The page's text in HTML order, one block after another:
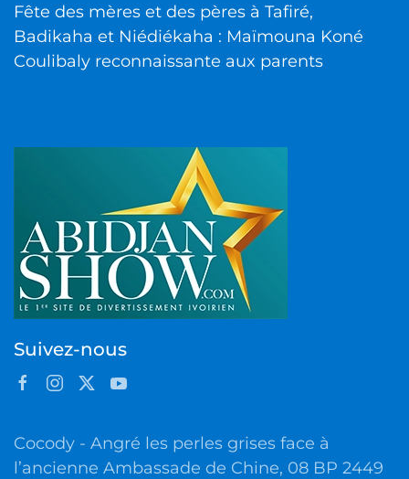
Fête des mères et des pères à Tafiré,
Badikaha et Niédiékaha : Maïmouna Koné
Coulibaly reconnaissante aux parents
Suivez-nous
Cocody - Angré les perles grises face à
l’ancienne Ambassade de Chine, 08 BP 2449